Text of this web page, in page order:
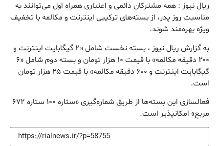
ریال نیوز : همه مشترکان دائمی و اعتباری همراه اول می‌توانند به
مناسبت روز پدر، از بسته‌های ترکیبی اینترنت و مکالمه با تخفیف
ویژه بهره‌مند شوند.
به گزارش ریال نیوز ، بسته نخست شامل «۲ گیگابایت اینترنت و
۲۰۰ دقیقه مکالمه» با قیمت ۱۰ هزار تومان و بسته دوم شامل «۶
گیگابایت اینترنت و ۶۰۰ دقیقه مکالمه» با قیمت ۲۵ هزار تومان
است.
فعالسازی این بسته‌ها از طریق شماره‌گیری «ستاره ۱۰۰ ستاره ۶۷۲
مربع» امکانپذیر است.